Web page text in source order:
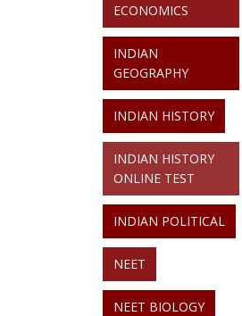
ECONOMICS
INDIAN
GEOGRAPHY
INDIAN HISTORY
INDIAN HISTORY
ONLINE TEST
INDIAN POLITICAL
NEET
NEET BIOLOGY